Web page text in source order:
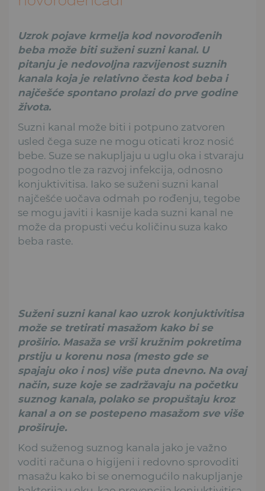
Uzrok pojave krmelja kod novorođenih
beba može biti suženi suzni kanal. U
pitanju je nedovoljna razvijenost suznih
kanala koja je relativno česta kod beba i
najčešće spontano prolazi do prve godine
života.
Suzni kanal može biti i potpuno zatvoren
usled čega suze ne mogu oticati kroz nosić
bebe. Suze se nakupljaju u uglu oka i stvaraju
pogodno tle za razvoj infekcija, odnosno
konjuktivitisa. Iako se suženi suzni kanal
najčešće uočava odmah po rođenju, tegobe
se mogu javiti i kasnije kada suzni kanal ne
može da propusti veću količinu suza kako
beba raste.
Suženi suzni kanal kao uzrok konjuktivitisa
može se tretirati masažom kako bi se
proširio. Masaža se vrši kružnim pokretima
prstiju u korenu nosa (mesto gde se
spajaju oko i nos) više puta dnevno. Na ovaj
način, suze koje se zadržavaju na početku
suznog kanala, polako se propuštaju kroz
kanal a on se postepeno masažom sve više
proširuje.
Kod suženog suznog kanala jako je važno
voditi računa o higijeni i redovno sprovoditi
masažu kako bi se onemogućilo nakupljanje